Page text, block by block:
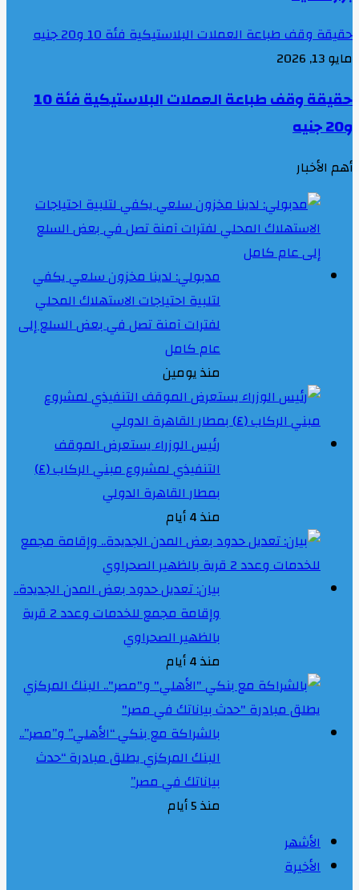
حقيقة وقف طباعة العملات البلاستيكية فئة 10 و20 جنيه
مايو 13, 2026
حقيقة وقف طباعة العملات البلاستيكية فئة 10
و20 جنيه
أهم الأخبار
مدبولي: لدينا مخزون سلعي يكفي
لتلبية احتياجات الاستهلاك المحلي
لفترات آمنة تصل في بعض السلع إلى
عام كامل
منذ يومين
رئيس الوزراء يستعرض الموقف
التنفيذي لمشروع مبني الركاب (٤)
بمطار القاهرة الدولي
منذ 4 أيام
بيان: تعديل حدود بعض المدن الجديدة..
وإقامة مجمع للخدمات وعدد 2 قرية
بالظهير الصحراوي
منذ 4 أيام
بالشراكة مع بنكي “الأهلي” و”مصر”..
البنك المركزي يطلق مبادرة “حدث
بياناتك في مصر”
منذ 5 أيام
الأشهر
الأخيرة